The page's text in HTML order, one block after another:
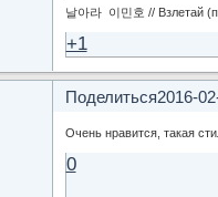
날아라 이민호 // Взлетай
+1
Поделиться2016-
Очень нравится, такая
0